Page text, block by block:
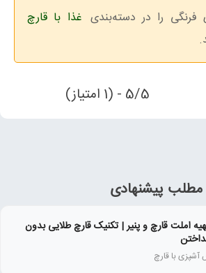
فرنگی را در دسته‌بندی غذا با قارچ
5/5 - (1 امتیاز)
مطلب پیشنهادی
املت قارچ و پنیر | تکنیک قارچ طلایی بدون
آشپزی با قارچ